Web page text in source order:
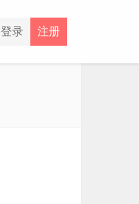
注册
登录